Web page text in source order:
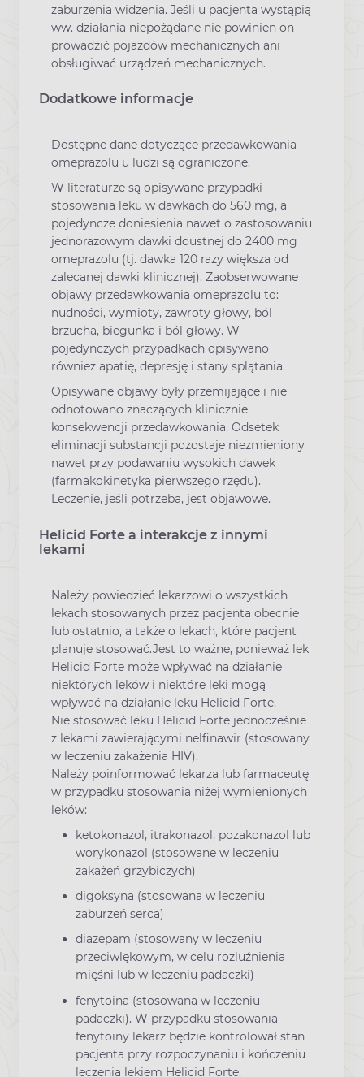
zaburzenia widzenia. Jeśli u pacjenta wystąpią
ww. działania niepożądane nie powinien on
prowadzić pojazdów mechanicznych ani
obsługiwać urządzeń mechanicznych.
Dodatkowe informacje
Dostępne dane dotyczące przedawkowania
omeprazolu u ludzi są ograniczone.
W literaturze są opisywane przypadki
stosowania leku w dawkach do 560 mg, a
pojedyncze doniesienia nawet o zastosowaniu
jednorazowym dawki doustnej do 2400 mg
omeprazolu (tj. dawka 120 razy większa od
zalecanej dawki klinicznej). Zaobserwowane
objawy przedawkowania omeprazolu to:
nudności, wymioty, zawroty głowy, ból
brzucha, biegunka i ból głowy. W
pojedynczych przypadkach opisywano
również apatię, depresję i stany splątania.
Opisywane objawy były przemijające i nie
odnotowano znaczących klinicznie
konsekwencji przedawkowania. Odsetek
eliminacji substancji pozostaje niezmieniony
nawet przy podawaniu wysokich dawek
(farmakokinetyka pierwszego rzędu).
Leczenie, jeśli potrzeba, jest objawowe.
Helicid Forte a interakcje z innymi
lekami
Należy powiedzieć lekarzowi o wszystkich
lekach stosowanych przez pacjenta obecnie
lub ostatnio, a także o lekach, które pacjent
planuje stosować.Jest to ważne, ponieważ lek
Helicid Forte może wpływać na działanie
niektórych leków i niektóre leki mogą
wpływać na działanie leku Helicid Forte.
Nie stosować leku Helicid Forte jednocześnie
z lekami zawierającymi nelfinawir (stosowany
w leczeniu zakażenia HIV).
Należy poinformować lekarza lub farmaceutę
w przypadku stosowania niżej wymienionych
leków:
ketokonazol, itrakonazol, pozakonazol lub
worykonazol (stosowane w leczeniu
zakażeń grzybiczych)
digoksyna (stosowana w leczeniu
zaburzeń serca)
diazepam (stosowany w leczeniu
przeciwlękowym, w celu rozluźnienia
mięśni lub w leczeniu padaczki)
fenytoina (stosowana w leczeniu
padaczki). W przypadku stosowania
fenytoiny lekarz będzie kontrolował stan
pacjenta przy rozpoczynaniu i kończeniu
leczenia lekiem Helicid Forte.